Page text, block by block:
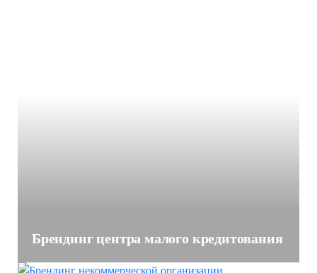
Брендинг центра малого кредитования